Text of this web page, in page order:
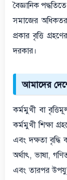
বৈজ্ঞানিক
সমাজের
প্রকার বৃত্তি
দরকার।
আমাদের
কর্মমুখী বা
কর্মমুখী শিক্ষা
এবং দক্ষতা বৃদ্ধি
অর্থাৎ, ভাষা,
এবং তারপর